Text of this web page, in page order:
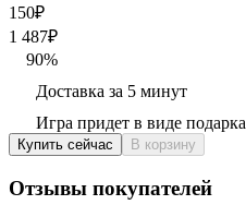
150₽
1 487₽
90%
Доставка за 5 минут
Игра придет в виде подарка
Купить сейчас В корзину
Отзывы покупателей